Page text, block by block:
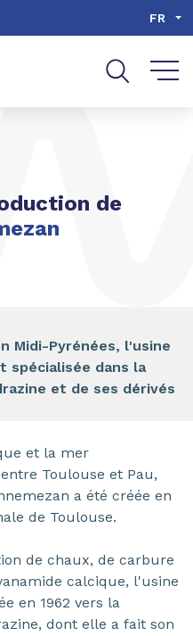
FR
de
Midi-Pyrénées, l'usine
spécialisée dans la
et de ses dérivés
et la mer
Toulouse et Pau,
a été créée en
de Toulouse.
de chaux, de carbure
calcique, l'usine
en 1962 vers la
dont elle a fait son